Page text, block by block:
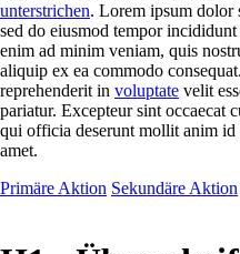
unterstrichen. Lorem ipsum dolor
sed do eiusmod tempor
enim ad minim veniam, quis
aliquip ex ea commodo
reprehenderit in voluptate velit
pariatur. Excepteur sint occaecat
qui officia deserunt mollit anim
amet.
Primäre Aktion Sekundäre Aktion